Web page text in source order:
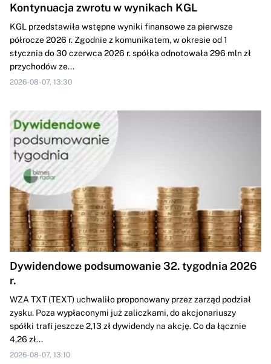
Kontynuacja zwrotu w wynikach KGL
KGL przedstawiła wstępne wyniki finansowe za pierwsze
półrocze 2026 r. Zgodnie z komunikatem, w okresie od 1
stycznia do 30 czerwca 2026 r. spółka odnotowała 296 mln zł
przychodów ze...
2026-08-07, 13:30
Dywidendowe podsumowanie 32. tygodnia 2026
r.
WZA TXT (TEXT) uchwaliło proponowany przez zarząd podział
zysku. Poza wypłaconymi już zaliczkami, do akcjonariuszy
spółki trafi jeszcze 2,13 zł dywidendy na akcję. Co da łącznie
4,26 zł...
2026-08-07, 13:10